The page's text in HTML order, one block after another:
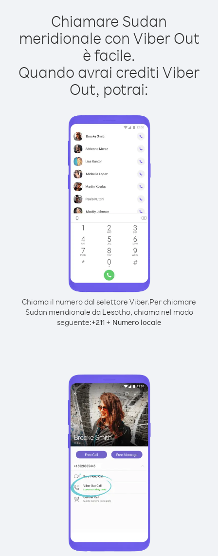
Chiamare Sudan
meridionale con Viber Out
è facile.
Quando avrai crediti Viber
Out, potrai:
Chiama il numero dal selettore Viber.Per chiamare
Sudan meridionale da Lesotho, chiama nel modo
seguente:+211 + Numero locale